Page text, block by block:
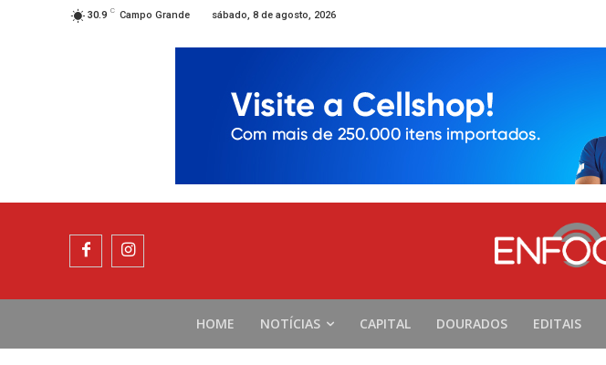
30.9 C Campo Grande sábado, 8 de agosto, 2026
HOME NOTÍCIAS CAPITAL DOURADOS EDITAIS